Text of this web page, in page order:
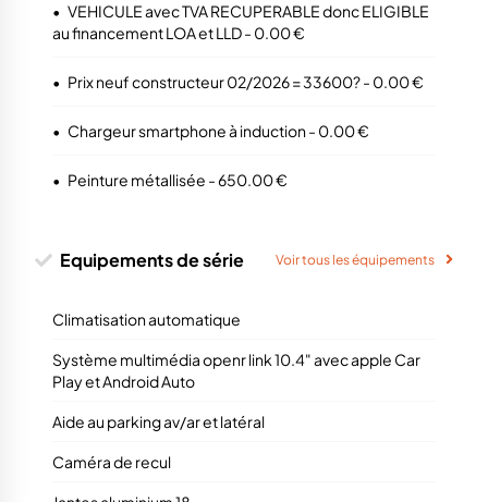
• VEHICULE avec TVA RECUPERABLE donc ELIGIBLE
au financement LOA et LLD - 0.00 €
• Prix neuf constructeur 02/2026 = 33600? - 0.00 €
• Chargeur smartphone à induction - 0.00 €
• Peinture métallisée - 650.00 €
Equipements de série Voir tous les équipements
Climatisation automatique
Système multimédia openr link 10.4" avec apple Car
Play et Android Auto
Aide au parking av/ar et latéral
Caméra de recul